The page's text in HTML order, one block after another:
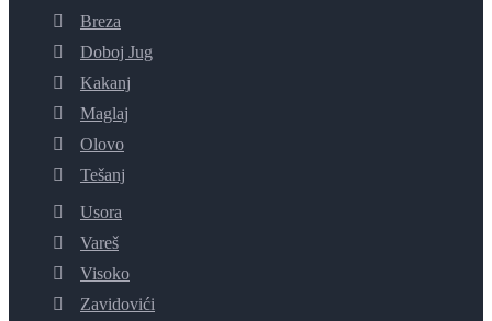
Breza
Doboj Jug
Kakanj
Maglaj
Olovo
Tešanj
Usora
Vareš
Visoko
Zavidovići